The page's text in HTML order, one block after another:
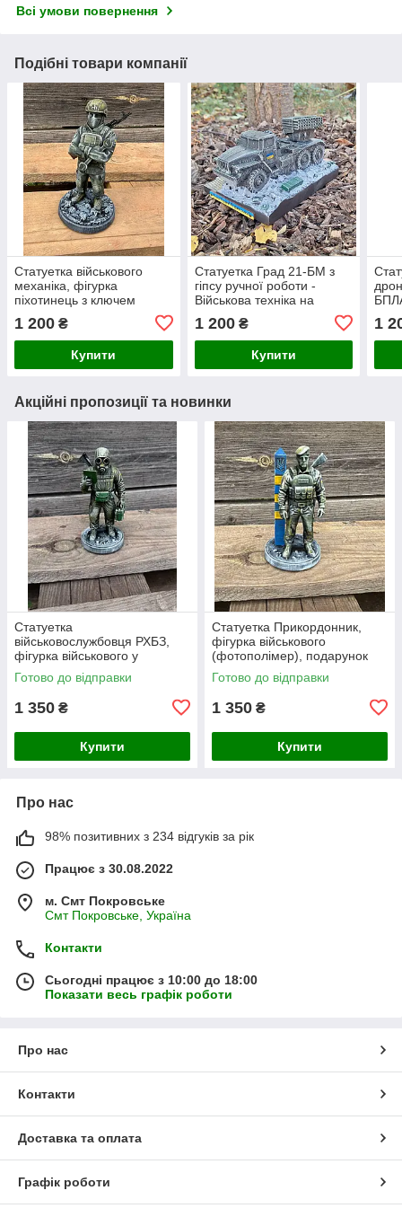
Всі умови повернення
Подібні товари компанії
Статуетка військового
механіка, фігурка
піхотинець з ключем
(фотополімер), подарунок
для чоловіка 14х7 см
1 200 ₴
Купити
Статуетка Град 21-БМ з
гіпсу ручної роботи -
Військова техніка на
21х13х12 см
1 200₴
Купити
1
Акційні пропозиції та новинки
Статуетка
військовослужбовця РХБЗ,
фігурка військового у
протигазі, подарунок для
чоловіка 15х8 см
Готово до відправки
1 350 ₴
Купити
Статуетка Прикордонник,
фігурка військового
(фотополімер), подарунок
для чоловіка 16х9 см
Готово до відправки
1 350 ₴
Купити
Про нас
98% позитивних з 234 відгуків за рік
Працює з 30.08.2022
м. Смт Покровське
Смт Покровське, Україна
Контакти
Сьогодні працює з 10:00 до 18:00
Показати весь графік роботи
Про нас
Контакти
Доставка та оплата
Графік роботи